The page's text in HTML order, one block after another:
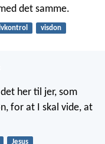
det samme.
visdon
her til jer, som
for at I skal vide, at
Jesus